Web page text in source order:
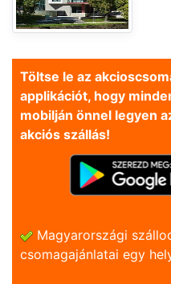
Töltse le az
applikációt, hogy
mobilján önnel legyen
akciós szállás!
Magyarországi
csomagajánlatai egy